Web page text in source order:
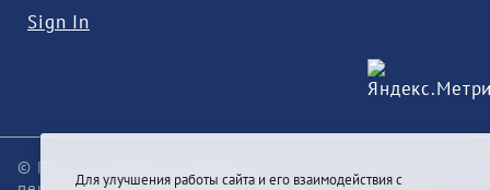
Sign In
© При цитировании информации с сайта ссылка на
Для улучшения работы сайта и его взаимодействия с